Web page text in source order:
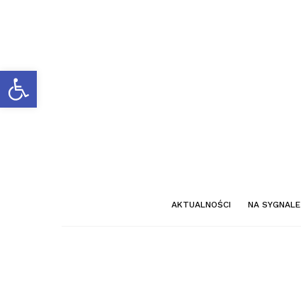
Otwórz pasek narzędzi
AKTUALNOŚCI NA SYGNALE